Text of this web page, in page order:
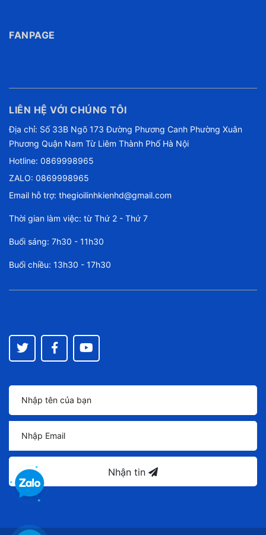
FANPAGE
LIÊN HỆ VỚI CHÚNG TÔI
Địa chỉ: Số 33B Ngõ 173 Đường Phương Canh Phường Xuân
Phương Quận Nam Từ Liêm Thành Phố Hà Nội
Hotline: 0869998965
ZALO: 0869998965
Email hỗ trợ: thegioilinhkienhd@gmail.com
Thời gian làm việc: từ Thứ 2 - Thứ 7
Buổi sáng: 7h30 - 11h30
Buổi chiều: 13h30 - 17h30
Nhận tin